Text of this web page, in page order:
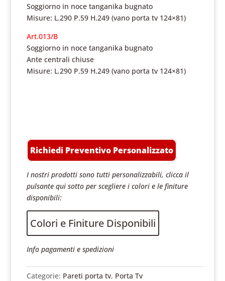
Soggiorno in noce tanganika bugnato
Misure: L.290 P.59 H.249 (vano porta tv 124×81)
Art.013/B
Soggiorno in noce tanganika bugnato
Ante centrali chiuse
Misure: L.290 P.59 H.249 (vano porta tv 124×81)
Richiedi Preventivo Personalizzato
I nostri prodotti sono tutti personalizzabili, clicca il
pulsante qui sotto per scegliere i colori e le finiture
disponibili:
Colori e Finiture Disponibili
Info pagamenti e spedizioni
Categorie: Pareti porta tv, Porta Tv